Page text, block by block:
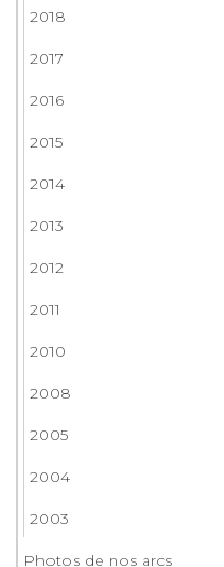
2018
2017
2016
2015
2014
2013
2012
2011
2010
2008
2005
2004
2003
Photos de nos arcs